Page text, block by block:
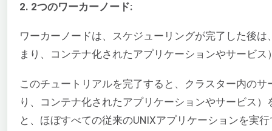
2. 2つのワーカーノード:
ワーカーノードは、スケジューリングが完了した後
まり、コンテナ化されたアプリケーションやサービ
このチュートリアルを完了すると、クラスター内の
り、コンテナ化されたアプリケーションやサービス
と、ほぼすべての従来のUNIXアプリケーションを実